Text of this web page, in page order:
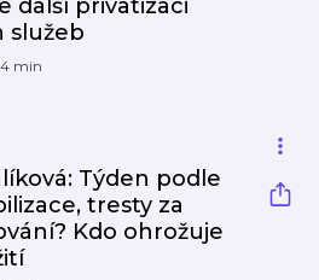
další privatizaci
služeb
min
Týden podle
tresty za
Kdo ohrožuje